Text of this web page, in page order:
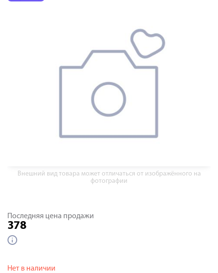
Внешний вид товара может отличаться от изображённого на
фотографии
Последняя цена продажи
378
Нет в наличии